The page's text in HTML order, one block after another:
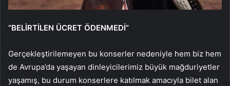
“BELİRTİLEN ÜCRET ÖDENMEDİ”
Gerçekleştirilemeyen bu konserler nedeniyle hem biz hem
de Avrupa’da yaşayan dinleyicilerimiz büyük mağduriyetler
yaşamış, bu durum konserlere katılmak amacıyla bilet alan